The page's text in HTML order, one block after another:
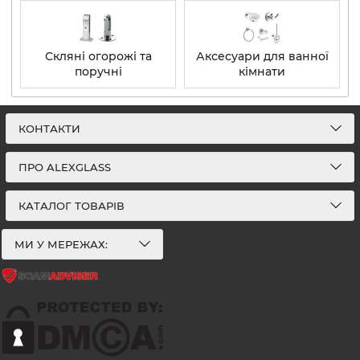
Скляні огорожі та
поручні
Аксесуари для ванної
кімнати
КОНТАКТИ
ПРО ALEXGLASS
КАТАЛОГ ТОВАРІВ
МИ У МЕРЕЖАХ: